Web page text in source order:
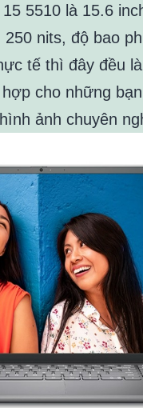
5510 là 15.6
nits, độ bao
tế thì đây đều
cho những
ảnh chuyên